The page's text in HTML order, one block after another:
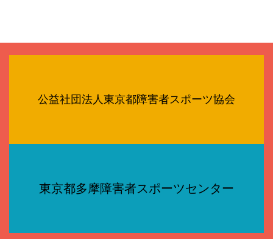
公益社団法人東京都障害者スポーツ協会
東京都多摩障害者スポーツセンター